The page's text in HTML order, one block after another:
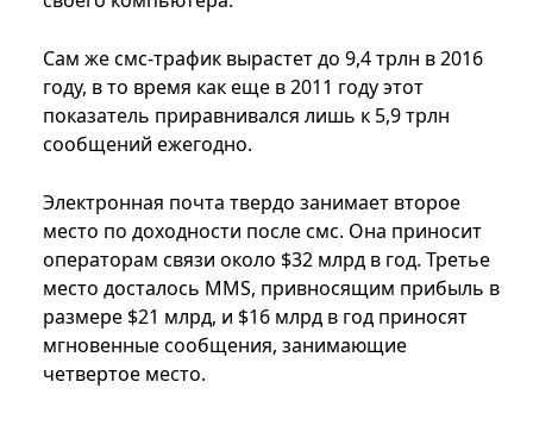
Сам же смс-трафик вырастет до 9,4 трлн в 2016
году, в то время как еще в 2011 году этот
показатель приравнивался лишь к 5,9 трлн
сообщений ежегодно.
Электронная почта твердо занимает второе
место по доходности после смс. Она приносит
операторам связи около $32 млрд в год. Третье
место досталось MMS, привносящим прибыль в
размере $21 млрд, и $16 млрд в год приносят
мгновенные сообщения, занимающие
четвертое место.